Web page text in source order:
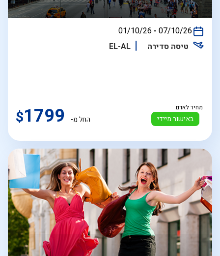
בין
01/10/26 - 07/10/26
טיסה סדירה
EL-AL
באישור מיידי
מחיר לאדם
החל מ- $1799